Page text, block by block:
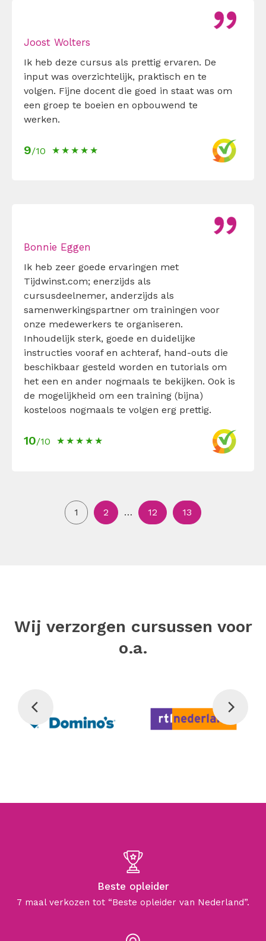
Joost Wolters
Ik heb deze cursus als prettig ervaren. De
input was overzichtelijk, praktisch en te
volgen. Fijne docent die goed in staat was om
een groep te boeien en opbouwend te
werken.
9/10
Bonnie Eggen
Ik heb zeer goede ervaringen met
Tijdwinst.com; enerzijds als
cursusdeelnemer, anderzijds als
samenwerkingspartner om trainingen voor
onze medewerkers te organiseren.
Inhoudelijk sterk, goede en duidelijke
instructies vooraf en achteraf, hand-outs die
beschikbaar gesteld worden en tutorials om
het een en ander nogmaals te bekijken. Ook is
de mogelijkheid om een training (bijna)
kosteloos nogmaals te volgen erg prettig.
10/10
1 2 … 12 13
Wij verzorgen cursussen voor
o.a.
Beste opleider
7 maal verkozen tot “Beste opleider van Nederland”.